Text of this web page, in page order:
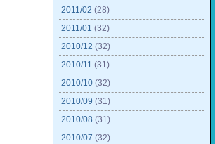
2011/02 (28)
2011/01 (32)
2010/12 (32)
2010/11 (31)
2010/10 (32)
2010/09 (31)
2010/08 (31)
2010/07 (32)